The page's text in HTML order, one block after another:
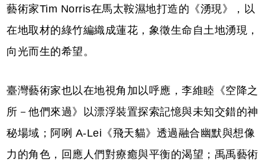
藝術家Tim Norris在馬太鞍濕地打造的《湧現》，以
在地取材的綠竹編織成蓮花，象徵生命自土地湧現，
向光而生的希望。
臺灣藝術家也以在地視角加以呼應，李維睦《空降之
所－他們來過》以漂浮裝置探索記憶與未知交錯的神
秘場域；阿咧 A-Lei《飛天貓》透過融合幽默與想像
力的角色，回應人們對療癒與平衡的渴望；禹禹藝術